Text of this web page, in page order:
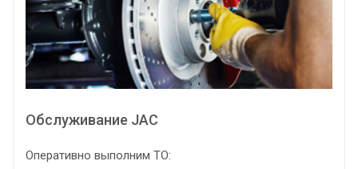
Обслуживание JAC
Оперативно выполним ТО: